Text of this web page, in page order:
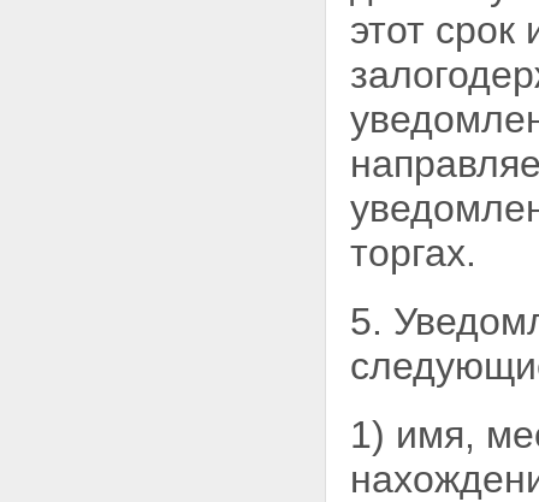
этот
торгах.
5.
1) имя,